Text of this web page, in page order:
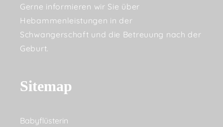
Gerne informieren wir Sie über
Hebammenleistungen in der
Schwangerschaft und die Betreuung nach der
Geburt.
Sitemap
Babyflüsterin